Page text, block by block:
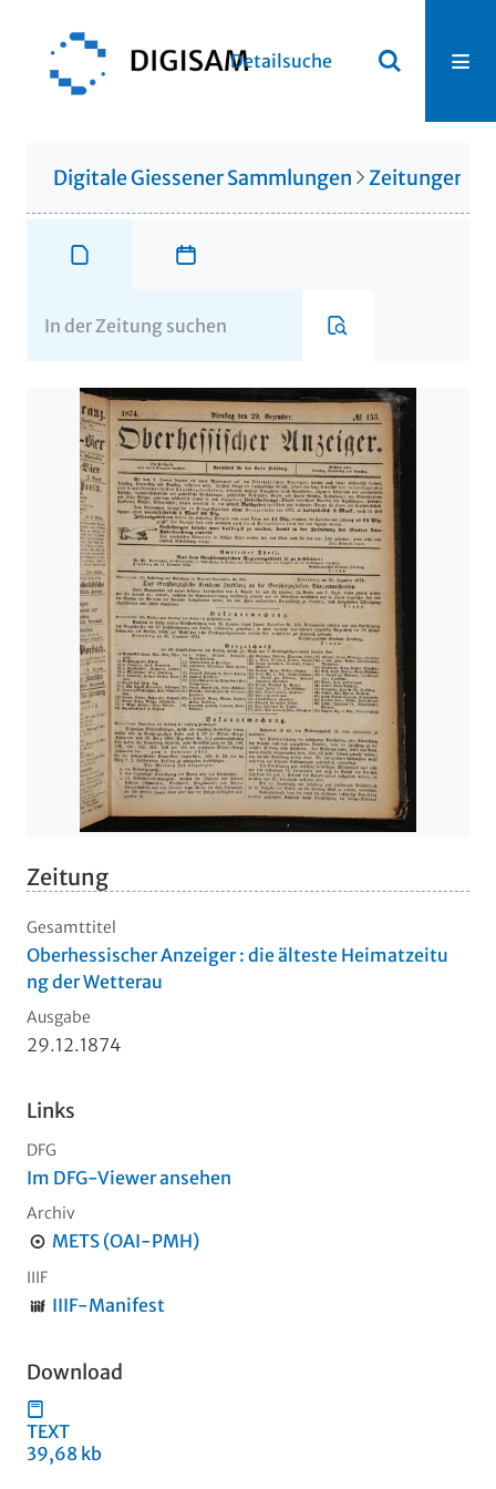
Detailsuche
Digitale Giessener Sammlungen Zeitungen
Zeitung
Gesamttitel
Oberhessischer Anzeiger : die älteste Heimatzeitu
ng der Wetterau
Ausgabe
29.12.1874
Links
DFG
Im DFG-Viewer ansehen
Archiv
METS (OAI-PMH)
IIIF
IIIF-Manifest
Download
TEXT
39,68 kb